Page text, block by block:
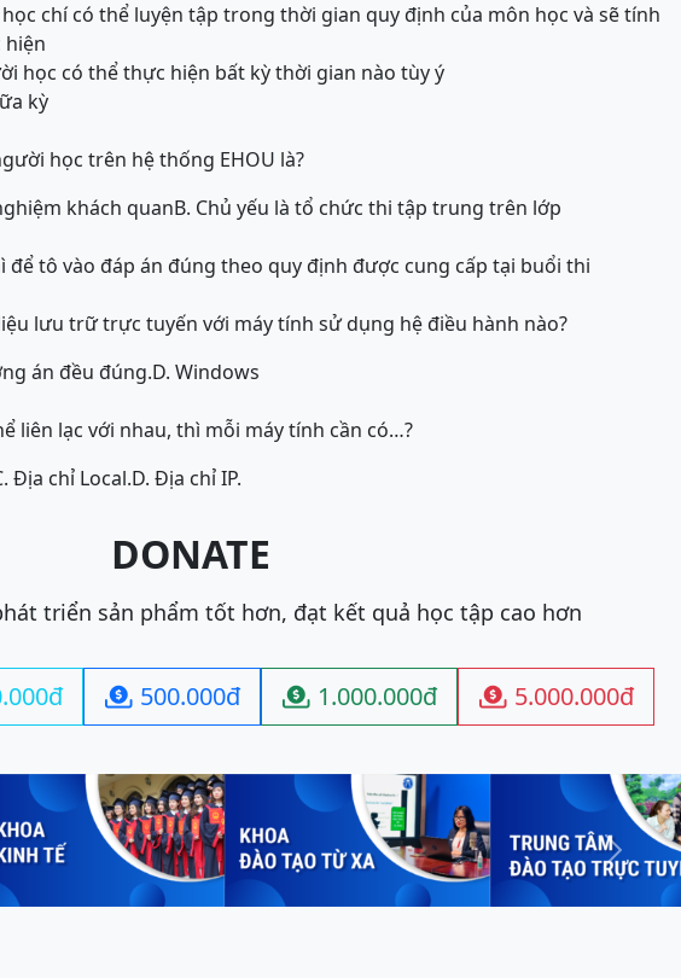
chí có thể luyện tập trong thời gian quy định của môn học và sẽ tính
hiện
học có thể thực hiện bất kỳ thời gian nào tùy ý
kỳ
học trên hệ thống EHOU là?
khách quanB. Chủ yếu là tổ chức thi tập trung trên lớp
để tô vào đáp án đúng theo quy định được cung cấp tại buổi thi
lưu trữ trực tuyến với máy tính sử dụng hệ điều hành nào?
án đều đúng.D. Windows
liên lạc với nhau, thì mỗi máy tính cần có…?
Địa chỉ Local.D. Địa chỉ IP.
DONATE
triển sản phẩm tốt hơn, đạt kết quả học tập cao hơn
 500.000đ  1.000.000đ  5.000.000đ
Next